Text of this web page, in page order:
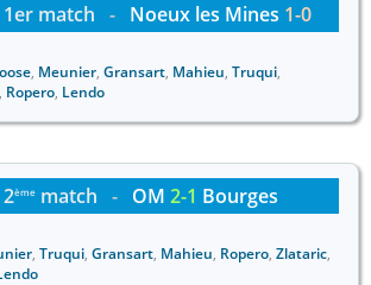
match - Noeux les Mines 1-0
, Meunier, Gransart, Mahieu, Truqui,
, Ropero, Lendo
ème match - OM 2-1 Bourges
, Truqui, Gransart, Mahieu, Ropero, Zlataric,